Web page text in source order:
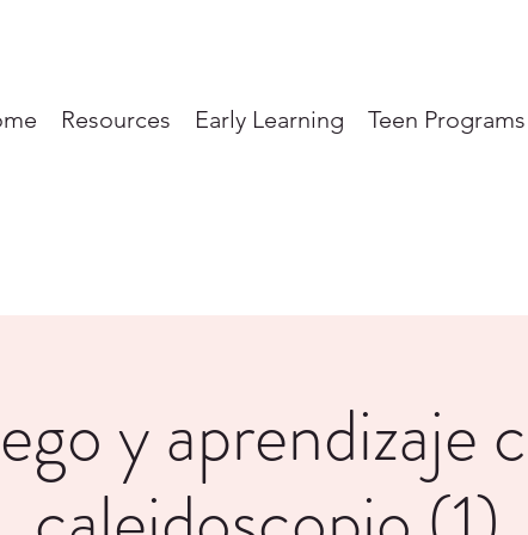
Resources Early Learning Teen Programs
y aprendizaje